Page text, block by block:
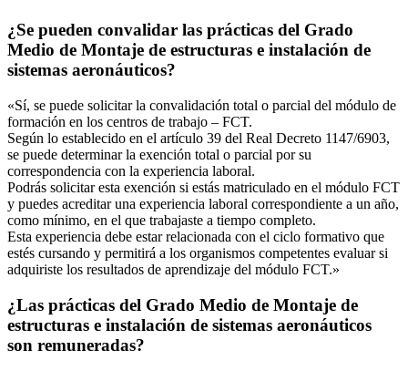
¿Se pueden convalidar las prácticas del Grado
Medio de Montaje de estructuras e instalación de
sistemas aeronáuticos?
«Sí, se puede solicitar la convalidación total o parcial del módulo de
formación en los centros de trabajo – FCT.
Según lo establecido en el artículo 39 del Real Decreto 1147/6903,
se puede determinar la exención total o parcial por su
correspondencia con la experiencia laboral.
Podrás solicitar esta exención si estás matriculado en el módulo FCT
y puedes acreditar una experiencia laboral correspondiente a un año,
como mínimo, en el que trabajaste a tiempo completo.
Esta experiencia debe estar relacionada con el ciclo formativo que
estés cursando y permitirá a los organismos competentes evaluar si
adquiriste los resultados de aprendizaje del módulo FCT.»
¿Las prácticas del Grado Medio de Montaje de
estructuras e instalación de sistemas aeronáuticos
son remuneradas?